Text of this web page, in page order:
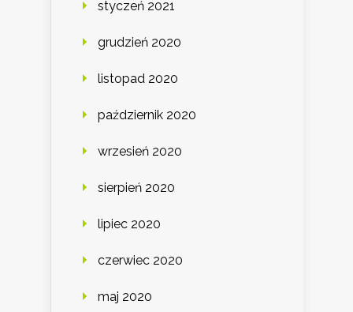
styczeń 2021
grudzień 2020
listopad 2020
październik 2020
wrzesień 2020
sierpień 2020
lipiec 2020
czerwiec 2020
maj 2020